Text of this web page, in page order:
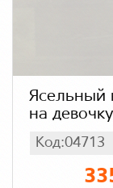
Ясельный
на
футер
Код:04713